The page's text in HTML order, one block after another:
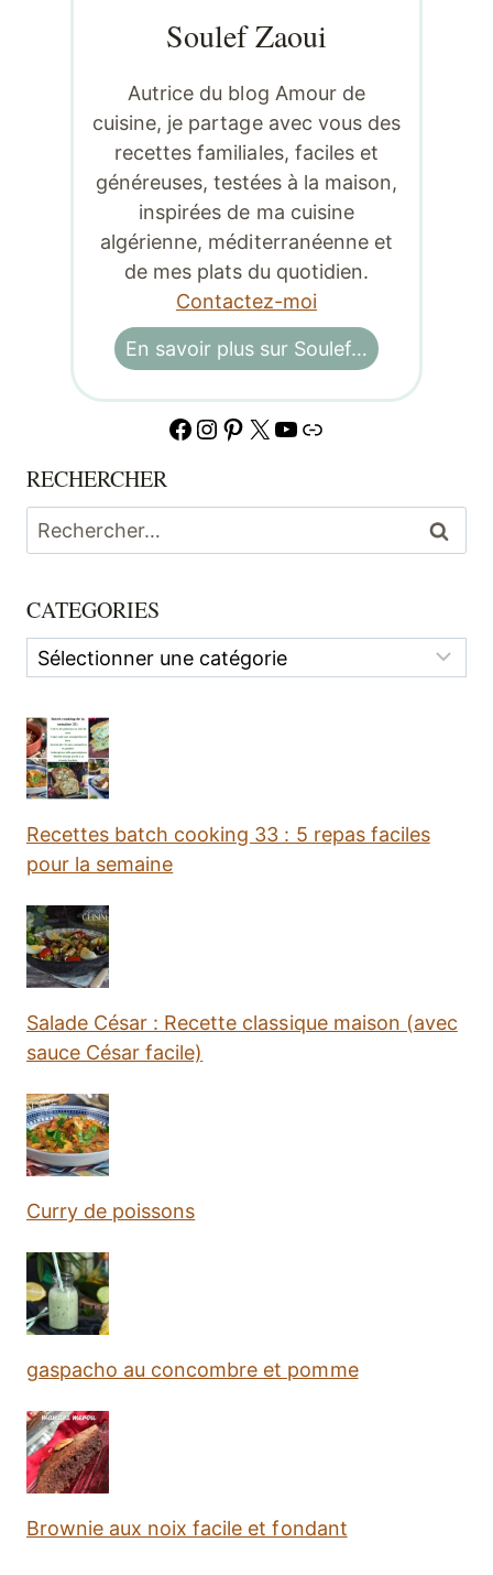
Soulef Zaoui
Autrice du blog Amour de
cuisine, je partage avec vous des
recettes familiales, faciles et
généreuses, testées à la maison,
inspirées de ma cuisine
algérienne, méditerranéenne et
de mes plats du quotidien.
Contactez-moi
En savoir plus sur Soulef…
Facebook
Instagram
Pinterest
X YouTube
Lien
RECHERCHER
Rechercher :
CATEGORIES
Categories
Recettes batch cooking 33 : 5 repas faciles
pour la semaine
Salade César : Recette classique maison (avec
sauce César facile)
Curry de poissons
gaspacho au concombre et pomme
Brownie aux noix facile et fondant